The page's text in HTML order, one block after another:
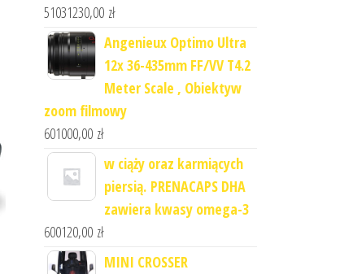
51031230,00 zł
Angenieux Optimo Ultra
12x 36-435mm FF/VV T4.2
Meter Scale , Obiektyw
zoom filmowy
601000,00 zł
w ciąży oraz karmiących
piersią. PRENACAPS DHA
zawiera kwasy omega-3
600120,00 zł
MINI CROSSER